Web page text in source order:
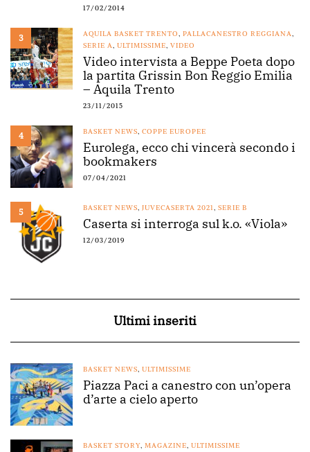
17/02/2014
3 AQUILA BASKET TRENTO, PALLACANESTRO REGGIANA,
SERIE A, ULTIMISSIME, VIDEO
Video intervista a Beppe Poeta dopo
la partita Grissin Bon Reggio Emilia
– Aquila Trento
23/11/2015
4 BASKET NEWS, COPPE EUROPEE
Eurolega, ecco chi vincerà secondo i
bookmakers
07/04/2021
5 BASKET NEWS, JUVECASERTA 2021, SERIE B
Caserta si interroga sul k.o. «Viola»
12/03/2019
Ultimi inseriti
BASKET NEWS, ULTIMISSIME
Piazza Paci a canestro con un’opera
d’arte a cielo aperto
BASKET STORY, MAGAZINE, ULTIMISSIME